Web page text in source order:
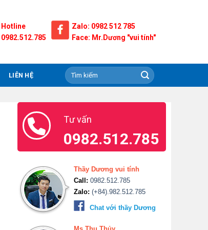
Hotline
0982.512.785
Zalo: 0982 512 785
Face: Mr.Dương "vui tính"
LIÊN HỆ
Tư vấn
0982.512.785
Thầy Dương vui tính
Call: 0982.512.785
Zalo: (+84).982.512.785
Chat với thầy Dương